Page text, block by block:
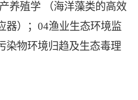
养殖学 （海洋藻类的高效
器）；04渔业生态环境监
染物环境归趋及生态毒理